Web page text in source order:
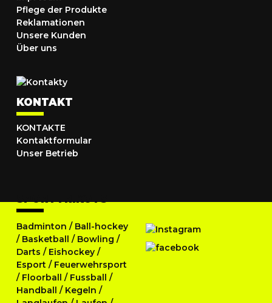
Pflege der Produkte
Reklamationen
Unsere Kunden
Über uns
KONTAKT
KONTAKTE
Kontaktformular
Unser Betrieb
SPORTTRIKOTS
Badminton / Ball-hockey
/ Basketball / Bowling /
Darts / Eishockey /
Esport / Feuerwehrsport
/ Floorball / Fussball /
Handball / Kegeln /